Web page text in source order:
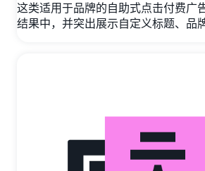
这类适用于品牌的自助式点击付费广
结果中，并突出展示自定义标题、品